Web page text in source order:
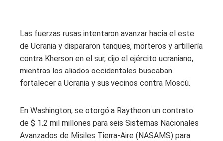
Las fuerzas rusas intentaron avanzar hacia el este
de Ucrania y dispararon tanques, morteros y artillería
contra Kherson en el sur, dijo el ejército ucraniano,
mientras los aliados occidentales buscaban
fortalecer a Ucrania y sus vecinos contra Moscú.
En Washington, se otorgó a Raytheon un contrato
de $ 1.2 mil millones para seis Sistemas Nacionales
Avanzados de Misiles Tierra-Aire (NASAMS) para